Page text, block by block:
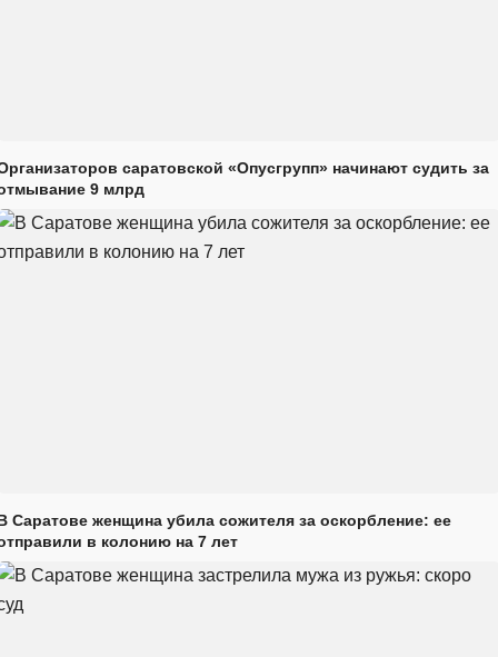
саратовской «Опусгрупп» начинают судить за
9 млрд
Саратове женщина убила сожителя за оскорбление: ее
в колонию на 7 лет